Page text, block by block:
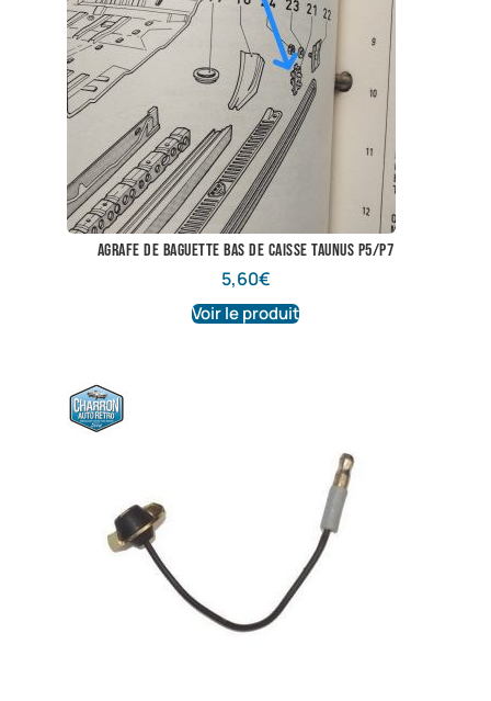
agrafe de baguette bas de caisse taunus P5/P7
5,60€
Voir le produit